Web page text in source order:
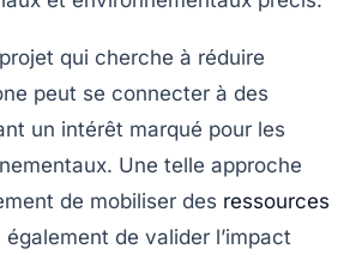
qui cherche à réduire
peut se connecter à des
un intérêt marqué pour les
Une telle approche
de mobiliser des ressources
également de valider l’impact